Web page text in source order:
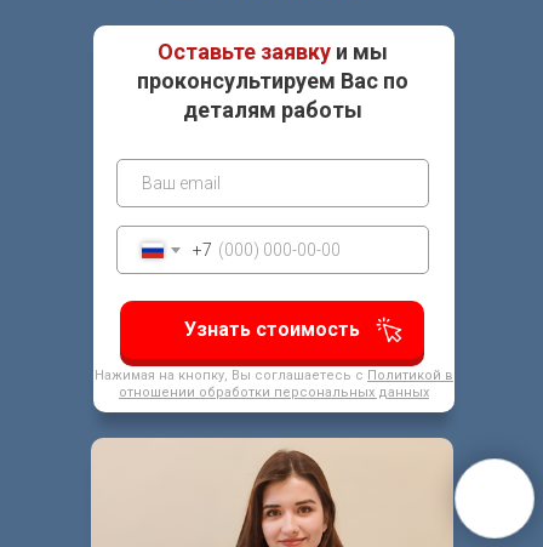
+7
Узнать стоимость
Оставьте заявку и мы
проконсультируем Вас по
деталям работы
Нажимая на кнопку, Вы соглашаетесь с Политикой в
отношении обработки персональных данных